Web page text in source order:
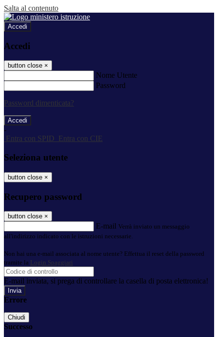
Salta al contenuto
Accedi
Accedi
button close ×
Nome Utente
Password
Password dimenticata?
-
Entra con SPID
Entra con CIE
Seleziona utente
button close ×
Recupero password
button close ×
E-mail Verrà inviato un messaggio
all'indirizzo indicato con le istruzioni necessarie.
Non hai una e-mail associata al nome utente? Effettua il reset della password
tramite la Login Spaggiari
E-mail inviata, si prega di controllare la casella di posta elettronica!
Errore
Chiudi
Successo